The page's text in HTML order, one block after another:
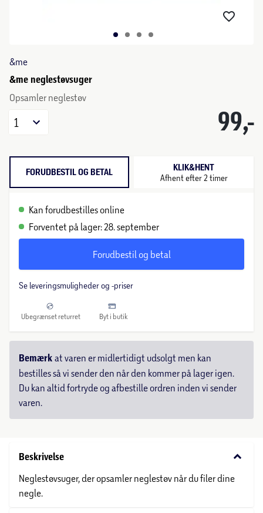
&me
&me neglestøvsuger
Opsamler neglestøv
99,-
1
FORUDBESTIL OG BETAL KLIK&HENT
Afhent efter 2 timer
Kan forudbestilles online
Forventet på lager: 28. september
Forudbestil og betal
Se leveringsmuligheder og -priser
Ubegrænset returret Byt i butik
Bemærk at varen er midlertidigt udsolgt men kan
bestilles så vi sender den når den kommer på lager igen.
Du kan altid fortryde og afbestille ordren inden vi sender
varen.
Beskrivelse keyboard_arrow_down
Neglestøvsuger, der opsamler neglestøv når du filer dine
negle.